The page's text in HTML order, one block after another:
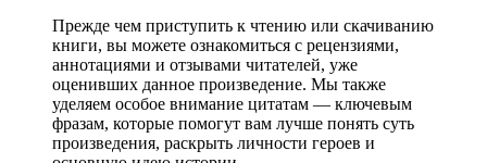
Прежде чем приступить к чтению или скачиванию
книги, вы можете ознакомиться с рецензиями,
аннотациями и отзывами читателей, уже
оценивших данное произведение. Мы также
уделяем особое внимание цитатам — ключевым
фразам, которые помогут вам лучше понять суть
произведения, раскрыть личности героев и